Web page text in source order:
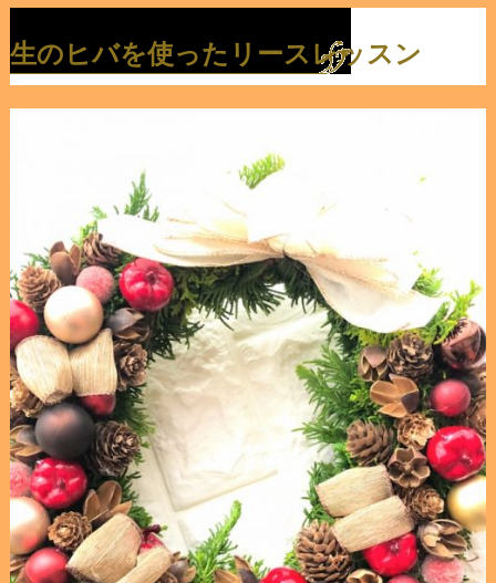
生のヒバを使ったリースレッスン